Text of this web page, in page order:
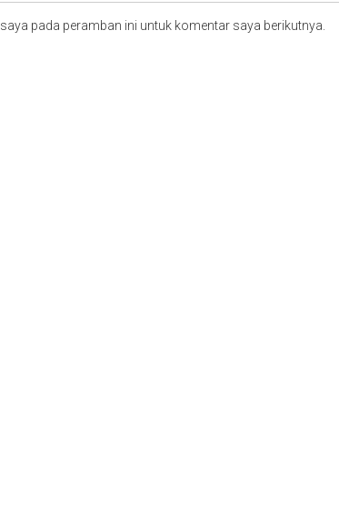
pada peramban ini untuk komentar saya berikutnya.